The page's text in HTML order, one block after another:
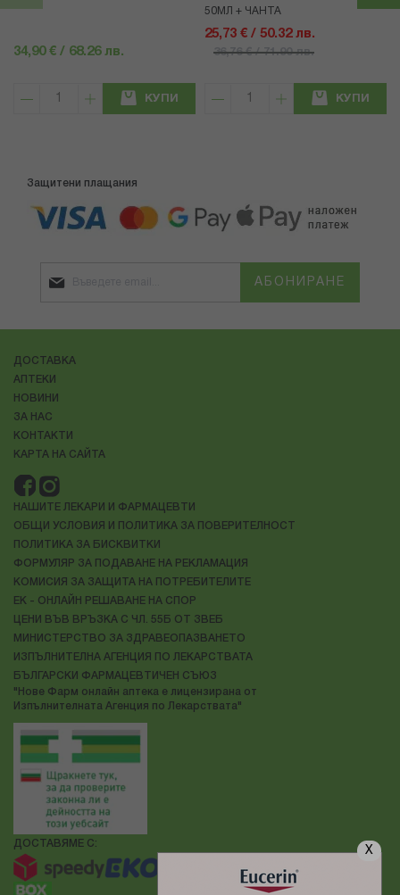
X
34,90 € / 68.26 лв.
КУПИ
50МЛ + ЧАНТА
25,73 € / 50.32 лв.
36,76 € / 71.90 лв.
КУПИ
Защитени плащания
АБОНИРАНЕ
ДОСТАВКА
АПТЕКИ
НОВИНИ
ЗА НАС
КОНТАКТИ
КАРТА НА САЙТА
НАШИТЕ ЛЕКАРИ И ФАРМАЦЕВТИ
ОБЩИ УСЛОВИЯ И ПОЛИТИКА ЗА ПОВЕРИТЕЛНОСТ
ПОЛИТИКА ЗА БИСКВИТКИ
ФОРМУЛЯР ЗА ПОДАВАНЕ НА РЕКЛАМАЦИЯ
КОМИСИЯ ЗА ЗАЩИТА НА ПОТРЕБИТЕЛИТЕ
ЕК - ОНЛАЙН РЕШАВАНЕ НА СПОР
ЦЕНИ ВЪВ ВРЪЗКА С ЧЛ. 55Б ОТ ЗВЕБ
МИНИСТЕРСТВО ЗА ЗДРАВЕОПАЗВАНЕТО
ИЗПЪЛНИТЕЛНА АГЕНЦИЯ ПО ЛЕКАРСТВАТА
БЪЛГАРСКИ ФАРМАЦЕВТИЧЕН СЪЮЗ
"Нове Фарм онлайн аптека е лицензирана от
Изпълнителната Агенция по Лекарствата"
ДОСТАВЯМЕ С: